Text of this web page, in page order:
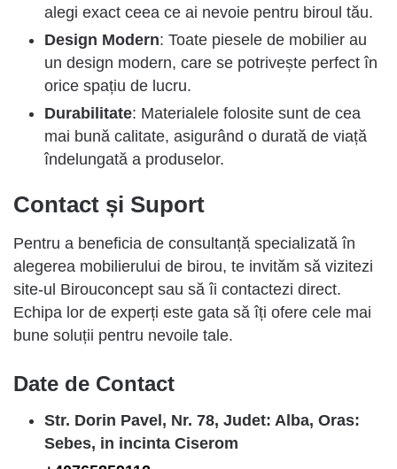
alegi exact ceea ce ai nevoie pentru biroul tău.
Design Modern: Toate piesele de mobilier au
un design modern, care se potrivește perfect în
orice spațiu de lucru.
Durabilitate: Materialele folosite sunt de cea
mai bună calitate, asigurând o durată de viață
îndelungată a produselor.
Contact și Suport
Pentru a beneficia de consultanță specializată în
alegerea mobilierului de birou, te invităm să vizitezi
site-ul Birouconcept sau să îi contactezi direct.
Echipa lor de experți este gata să îți ofere cele mai
bune soluții pentru nevoile tale.
Date de Contact
Str. Dorin Pavel, Nr. 78, Judet: Alba, Oras:
Sebes, in incinta Ciserom